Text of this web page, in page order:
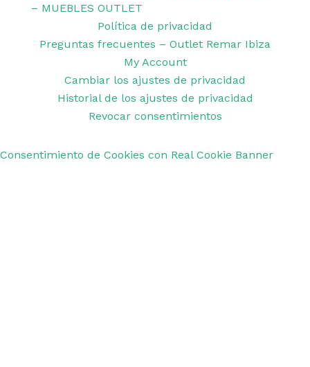
– MUEBLES OUTLET
Política de privacidad
Preguntas frecuentes – Outlet Remar Ibiza
My Account
Cambiar los ajustes de privacidad
Historial de los ajustes de privacidad
Revocar consentimientos
Consentimiento de Cookies con Real Cookie Banner